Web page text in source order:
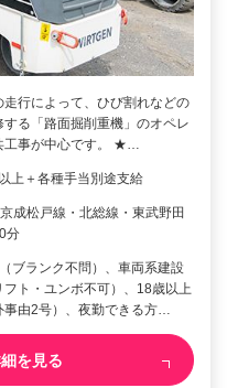
行によって、ひび割れなどの
る「路面掘削重機」のオペレ
工事が中心です。 ★…
上＋各種手当別途支給
成松戸線・北総線・東武野田
分
ブランク不問）、車両系建設
ト・ユンボ不可）、18歳以上
事由2号）、夜勤できる方…
を見る